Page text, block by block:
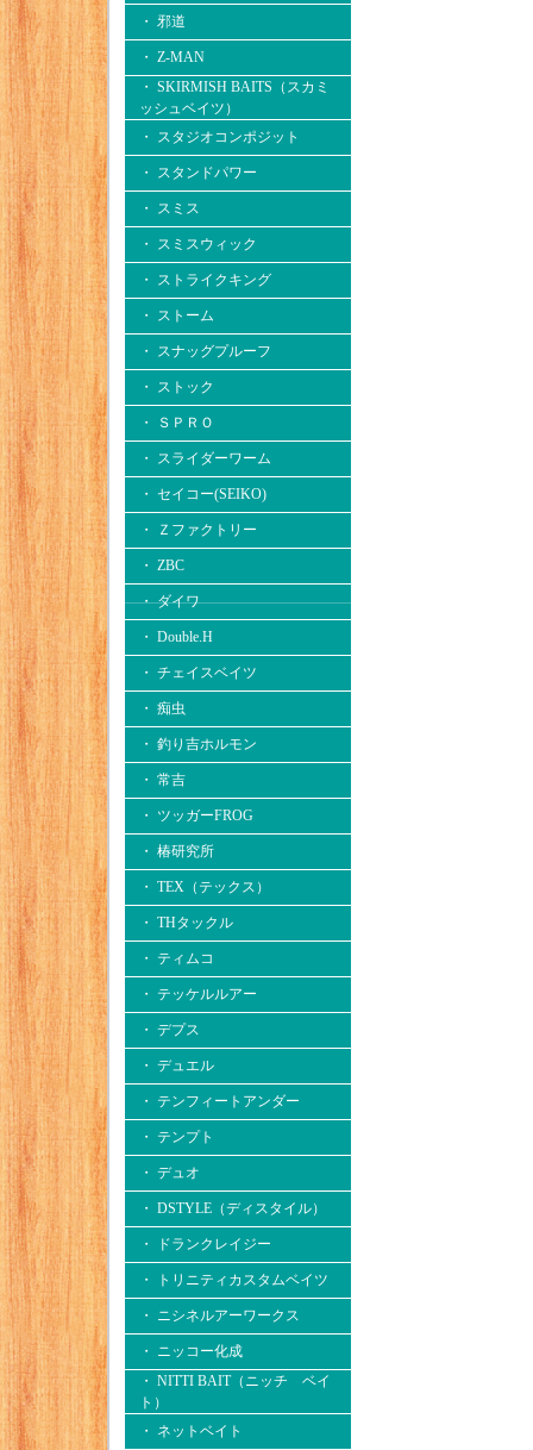
・ 邪道
・ Z-MAN
・ SKIRMISH BAITS（スカミ
ッシュベイツ）
・ スタジオコンポジット
・ スタンドパワー
・ スミス
・ スミスウィック
・ ストライクキング
・ ストーム
・ スナッグプルーフ
・ ストック
・ ＳＰＲＯ
・ スライダーワーム
・ セイコー(SEIKO)
・ Ｚファクトリー
・ ZBC
・ ダイワ
・ Double.H
・ チェイスベイツ
・ 痴虫
・ 釣り吉ホルモン
・ 常吉
・ ツッガーFROG
・ 椿研究所
・ TEX（テックス）
・ THタックル
・ ティムコ
・ テッケルルアー
・ デプス
・ デュエル
・ テンフィートアンダー
・ テンプト
・ デュオ
・ DSTYLE（ディスタイル）
・ ドランクレイジー
・ トリニティカスタムベイツ
・ ニシネルアーワークス
・ ニッコー化成
・ NITTI BAIT（ニッチ ベイ
ト）
・ ネットベイト